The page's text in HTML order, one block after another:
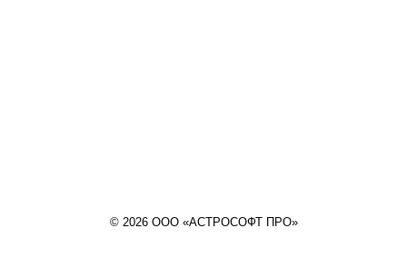
© 2026 ООО «АСТРОСОФТ ПРО»